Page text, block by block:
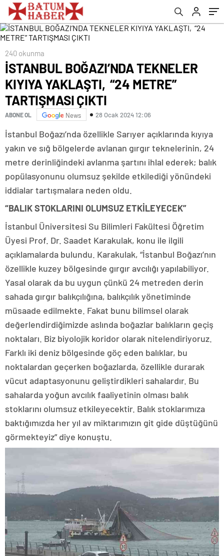
240 okunma
İSTANBUL BOĞAZI’NDA TEKNELER
KIYIYA YAKLAŞTI, “24 METRE”
TARTIŞMASI ÇIKTI
ABONE OL News 28 Ocak 2024 12:06
İstanbul Boğazı’nda özellikle Sarıyer açıklarında kıyıya
yakın ve sığ bölgelerde avlanan gırgır teknelerinin, 24
metre derinliğindeki avlanma şartını ihlal ederek; balık
popülasyonunu olumsuz şekilde etkilediği yönündeki
iddialar tartışmalara neden oldu.
“BALIK STOKLARINI OLUMSUZ ETKİLEYECEK”
İstanbul Üniversitesi Su Bilimleri Fakültesi Öğretim
Üyesi Prof. Dr. Saadet Karakulak, konu ile ilgili
açıklamalarda bulundu. Karakulak, “İstanbul Boğazı’nın
özellikle kuzey bölgesinde gırgır avcılığı yapılabiliyor.
Yasal olarak da bu uygun çünkü 24 metreden derin
sahada gırgır balıkçılığına, balıkçılık yönetiminde
müsaade edilmekte. Fakat bunu bilimsel olarak
değerlendirdiğimizde aslında boğazlar balıkların geçiş
noktaları. Biz biyolojik koridor olarak nitelendiriyoruz.
Farklı iki deniz bölgesinde göç eden balıklar, bu
noktalardan geçerken boğazlarda, özellikle durarak
vücut adaptasyonunu geliştirdikleri sahalardır. Bu
sahalarda yoğun avcılık faaliyetinin olması balık
stoklarını olumsuz etkileyecektir. Balık stoklarımıza
baktığımızda her yıl av miktarımızın git gide düştüğünü
görmekteyiz” diye konuştu.